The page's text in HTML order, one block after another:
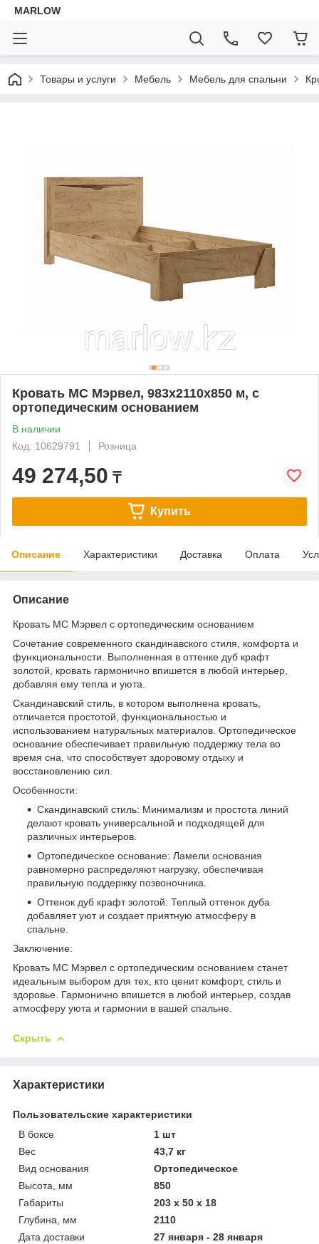
MARLOW
Товары и услуги Мебель Мебель для спальни
Кровать МС Мэрвел, 983х2110х850 м, с
ортопедическим основанием
В наличии
Код: 10629791
Розница
49 274,50 ₸
Купить
Описание Характеристики Доставка Оплата
Описание
Кровать МС Мэрвел с ортопедическим основанием
Сочетание современного скандинавского стиля, комфорта и
функциональности. Выполненная в оттенке дуб крафт
золотой, кровать гармонично впишется в любой интерьер,
добавляя ему тепла и уюта.
Скандинавский стиль, в котором выполнена кровать,
отличается простотой, функциональностью и
использованием натуральных материалов. Ортопедическое
основание обеспечивает правильную поддержку тела во
время сна, что способствует здоровому отдыху и
восстановлению сил.
Особенности:
Скандинавский стиль: Минимализм и простота линий
делают кровать универсальной и подходящей для
различных интерьеров.
Ортопедическое основание: Ламели основания
равномерно распределяют нагрузку, обеспечивая
правильную поддержку позвоночника.
Оттенок дуб крафт золотой: Теплый оттенок дуба
добавляет уют и создает приятную атмосферу в
спальне.
Заключение:
Кровать МС Мэрвел с ортопедическим основанием станет
идеальным выбором для тех, кто ценит комфорт, стиль и
здоровье. Гармонично впишется в любой интерьер, создав
атмосферу уюта и гармонии в вашей спальне.
Скрыть
Характеристики
Пользовательские характеристики
В боксе
1 шт
Вес
43,7 кг
Вид основания
Ортопедическое
Высота, мм
850
Габариты
203 x 50 x 18
Глубина, мм
2110
Дата доставки
27 января - 28 января